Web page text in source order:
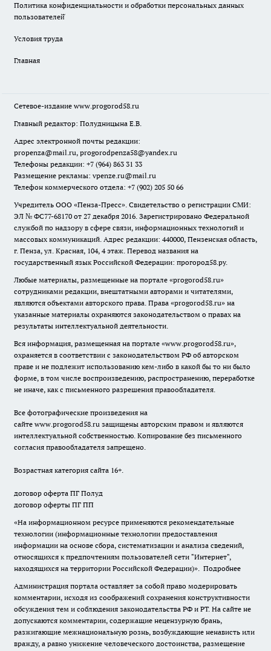
Политика конфиденциальности и обработки персональных данных
пользователей̆
Условия труда
Главная
Сетевое-издание www.progorod58.ru
Главный редактор: Полудницына Е.В.
Адрес электронной почты редакции:
propenza@mail.ru, progorodpenza58@yandex.ru
Телефоны редакции: +7 (964) 863 31 33
Размещение рекламы: vpenze.ru@mail.ru
Телефон коммерческого отдела: +7 (902) 205 50 66
Учредитель ООО «Пенза-Пресс». Свидетельство о регистрации СМИ:
ЭЛ № ФС77-68170 от 27 декабря 2016. Зарегистрировано Федеральной
службой по надзору в сфере связи, информационных технологий и
массовых коммуникаций. Адрес редакции: 440000, Пензенская область,
г. Пенза, ул. Красная, 104, 4 этаж. Перевод названия на
государственный язык Российской Федерации: прогород58.ру.
Любые материалы, размещенные на портале «progorod58.ru»
сотрудниками редакции, внештатными авторами и читателями,
являются объектами авторского права. Права «progorod58.ru» на
указанные материалы охраняются законодательством о правах на
результаты интеллектуальной деятельности.
Вся информация, размещенная на портале «www.progorod58.ru»,
охраняется в соответствии с законодательством РФ об авторском
праве и не подлежит использованию кем-либо в какой бы то ни было
форме, в том числе воспроизведению, распространению, переработке
не иначе, как с письменного разрешения правообладателя.
Все фотографические произведения на
сайте www.progorod58.ru защищены авторским правом и являются
интеллектуальной собственностью. Копирование без письменного
согласия правообладателя запрещено.
Возрастная категория сайта 16+.
договор оферта ПГ Полуд
договор оферты ПГ ПП
«На информационном ресурсе применяются рекомендательные
технологии (информационные технологии предоставления
информации на основе сбора, систематизации и анализа сведений,
относящихся к предпочтениям пользователей сети "Интернет",
находящихся на территории Российской Федерации)». Подробнее
Администрация портала оставляет за собой право модерировать
комментарии, исходя из соображений сохранения конструктивности
обсуждения тем и соблюдения законодательства РФ и РТ. На сайте не
допускаются комментарии, содержащие нецензурную брань,
разжигающие межнациональную рознь, возбуждающие ненависть или
вражду, а равно унижение человеческого достоинства, размещение